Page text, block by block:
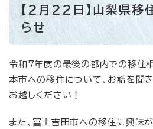
【2月22日】山梨県移
らせ
令和7年度の最後の都内での移住相
本市への移住について、お話を聞
お越しください！
また、富士吉田市への移住に興味